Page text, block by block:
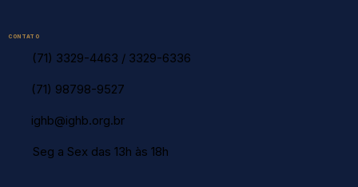
CONTATO
(71) 3329-4463 / 3329-6336
(71) 98798-9527
ighb@ighb.org.br
Seg a Sex das 13h às 18h